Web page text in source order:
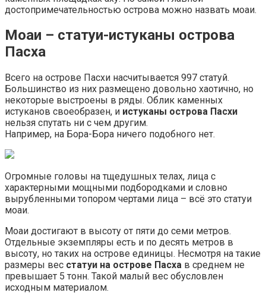
достопримечательностью острова можно назвать моаи.
Моаи – статуи-истуканы острова
Пасха
Всего на острове Пасхи насчитывается 997 статуй.
Большинство из них размещено довольно хаотично, но
некоторые выстроены в ряды. Облик каменных
истуканов своеобразен, и истуканы острова Пасхи
нельзя спутать ни с чем другим.
Например, на Бора-Бора ничего подобного нет.
Огромные головы на тщедушных телах, лица с
характерными мощными подбородками и словно
вырубленными топором чертами лица – всё это статуи
моаи.
Моаи достигают в высоту от пяти до семи метров.
Отдельные экземпляры есть и по десять метров в
высоту, но таких на острове единицы. Несмотря на такие
размеры вес статуи на острове Пасха в среднем не
превышает 5 тонн. Такой малый вес обусловлен
исходным материалом.